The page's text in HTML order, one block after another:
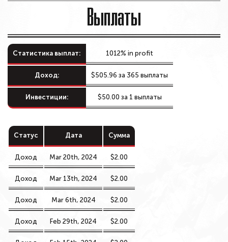
Выплаты
Статистика выплат: 1012% in profit
Доход: $505.96 за 365 выплаты
Инвестиции: $50.00 за 1 выплаты
Статус Дата Сумма
Доход Mar 20th, 2024 $2.00
Доход Mar 13th, 2024 $2.00
Доход Mar 6th, 2024 $2.00
Доход Feb 29th, 2024 $2.00